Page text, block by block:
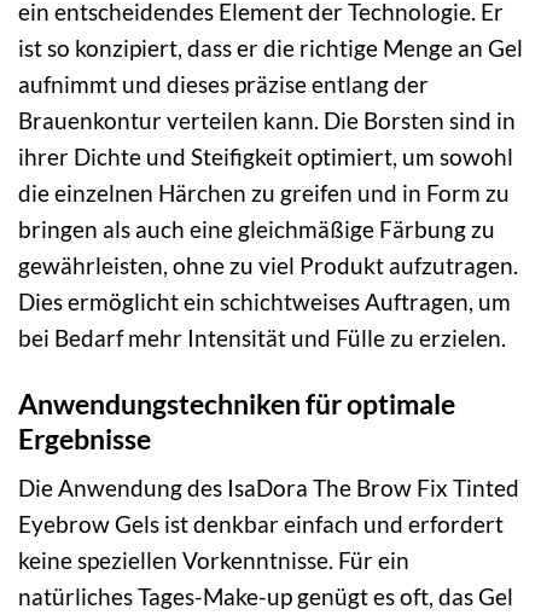
ein entscheidendes Element der Technologie. Er
ist so konzipiert, dass er die richtige Menge an Gel
aufnimmt und dieses präzise entlang der
Brauenkontur verteilen kann. Die Borsten sind in
ihrer Dichte und Steifigkeit optimiert, um sowohl
die einzelnen Härchen zu greifen und in Form zu
bringen als auch eine gleichmäßige Färbung zu
gewährleisten, ohne zu viel Produkt aufzutragen.
Dies ermöglicht ein schichtweises Auftragen, um
bei Bedarf mehr Intensität und Fülle zu erzielen.
Anwendungstechniken für optimale
Ergebnisse
Die Anwendung des IsaDora The Brow Fix Tinted
Eyebrow Gels ist denkbar einfach und erfordert
keine speziellen Vorkenntnisse. Für ein
natürliches Tages-Make-up genügt es oft, das Gel